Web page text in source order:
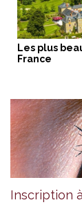
Les plus
France
Inscription